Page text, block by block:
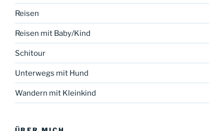
Reisen
Reisen mit Baby/Kind
Schitour
Unterwegs mit Hund
Wandern mit Kleinkind